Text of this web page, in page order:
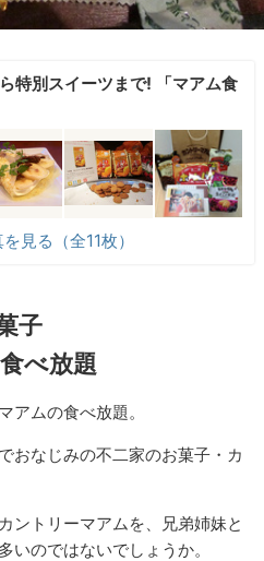
特別スイーツまで! 「マアム食
見る（全11枚）
子
べ放題
アムの食べ放題。
おなじみの不二家のお菓子・カ
ントリーマアムを、兄弟姉妹と
いのではないでしょうか。